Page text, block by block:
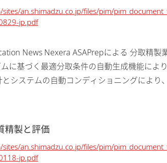
an.shimadzu.co.jp/files/pim/
jp.pdf
News Nexera ASAPrepによる 分取精製
に基づく最適分取条件の自動生成機能によ
システムの自動コンディショニングにより
。  サンプルの分取...
精製と評価
an.shimadzu.co.jp/files/pim/
jp.pdf